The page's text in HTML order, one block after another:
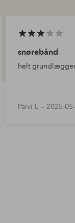
snørebånd
helt
Päivi L — 2025-